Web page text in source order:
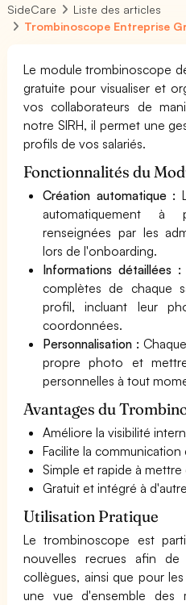
SideCare
Liste des articles
Trombinoscope Entreprise
Le module trombinoscope
gratuite pour visualiser et
vos collaborateurs de
notre SIRH, il permet une
profils de vos salariés.
Fonctionnalités du
Création automatique :
automatiquement à
renseignées par les
lors de l'onboarding.
Informations détaillées :
complètes de chaque
profil, incluant leur
coordonnées.
Personnalisation :
propre photo et
personnelles à tout
Avantages du
Améliore la visibilité
Facilite la
Simple et rapide à mettre
Gratuit et intégré à
Utilisation Pratique
Le trombinoscope est
nouvelles recrues afin de
collègues, ainsi que pour
une vue d'ensemble des